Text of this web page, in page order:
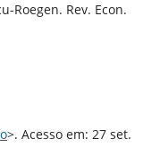
Roegen. Rev. Econ.
>. Acesso em: 27 set.